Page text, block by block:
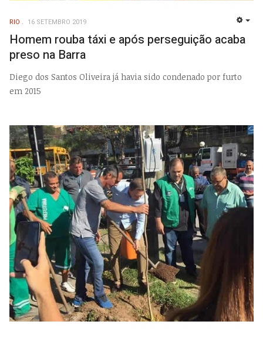
RIO 16 SETEMBRO 2019
Homem rouba táxi e após perseguição acaba
preso na Barra
Diego dos Santos Oliveira já havia sido condenado por furto
em 2015